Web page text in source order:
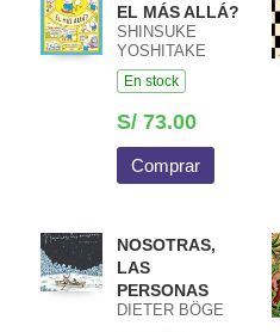
EL MÁS ALLÁ?
SHINSUKE
YOSHITAKE
En stock
S/ 73.00
Comprar
NOSOTRAS,
LAS
PERSONAS
DIETER BÖGE